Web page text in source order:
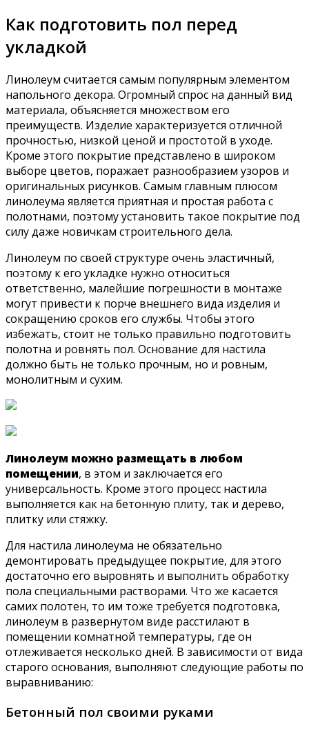
Как подготовить пол перед
укладкой
Линолеум считается самым популярным элементом
напольного декора. Огромный спрос на данный вид
материала, объясняется множеством его
преимуществ. Изделие характеризуется отличной
прочностью, низкой ценой и простотой в уходе.
Кроме этого покрытие представлено в широком
выборе цветов, поражает разнообразием узоров и
оригинальных рисунков. Самым главным плюсом
линолеума является приятная и простая работа с
полотнами, поэтому установить такое покрытие под
силу даже новичкам строительного дела.
Линолеум по своей структуре очень эластичный,
поэтому к его укладке нужно относиться
ответственно, малейшие погрешности в монтаже
могут привести к порче внешнего вида изделия и
сокращению сроков его службы. Чтобы этого
избежать, стоит не только правильно подготовить
полотна и ровнять пол. Основание для настила
должно быть не только прочным, но и ровным,
монолитным и сухим.
Линолеум можно размещать в любом
помещении, в этом и заключается его
универсальность. Кроме этого процесс настила
выполняется как на бетонную плиту, так и дерево,
плитку или стяжку.
Для настила линолеума не обязательно
демонтировать предыдущее покрытие, для этого
достаточно его выровнять и выполнить обработку
пола специальными растворами. Что же касается
самих полотен, то им тоже требуется подготовка,
линолеум в развернутом виде расстилают в
помещении комнатной температуры, где он
отлеживается несколько дней. В зависимости от вида
старого основания, выполняют следующие работы по
выравниванию:
Бетонный пол своими руками